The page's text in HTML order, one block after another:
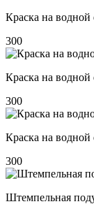
Краска на
300
Краска на
300
Краска на
300
Штемпельная